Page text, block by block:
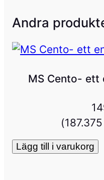
Andra
MS Cento- ett
(187.375
Lägg till i varukorg